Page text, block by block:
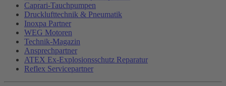
Caprari-Tauchpumpen
Drucklufttechnik & Pneumatik
Inoxpa Partner
WEG Motoren
Technik-Magazin
Ansprechpartner
ATEX Ex-Explosionsschutz Reparatur
Reflex Servicepartner